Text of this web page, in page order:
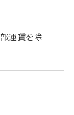
運賃を除